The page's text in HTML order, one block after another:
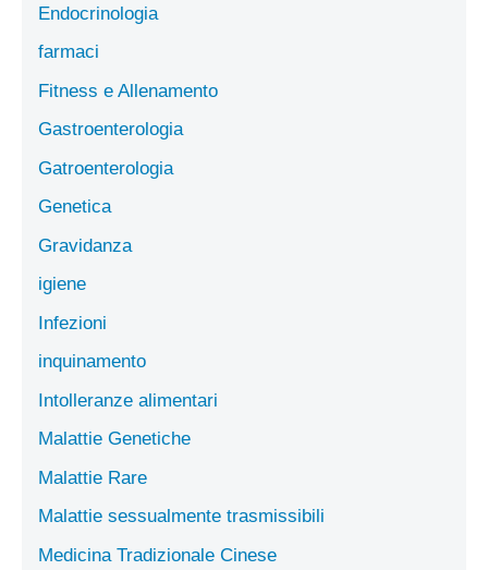
Endocrinologia
farmaci
Fitness e Allenamento
Gastroenterologia
Gatroenterologia
Genetica
Gravidanza
igiene
Infezioni
inquinamento
Intolleranze alimentari
Malattie Genetiche
Malattie Rare
Malattie sessualmente trasmissibili
Medicina Tradizionale Cinese